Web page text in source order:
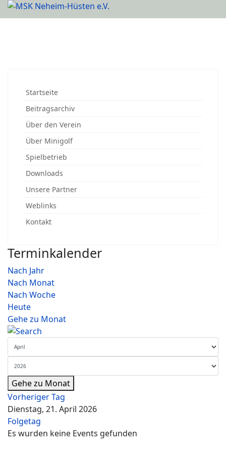
Startseite
Beitragsarchiv
Über den Verein
Über Minigolf
Spielbetrieb
Downloads
Unsere Partner
Weblinks
Kontakt
Terminkalender
Nach Jahr
Nach Monat
Nach Woche
Heute
Gehe zu Monat
Gehe zu Monat
Vorheriger Tag
Dienstag, 21. April 2026
Folgetag
Es wurden keine Events gefunden